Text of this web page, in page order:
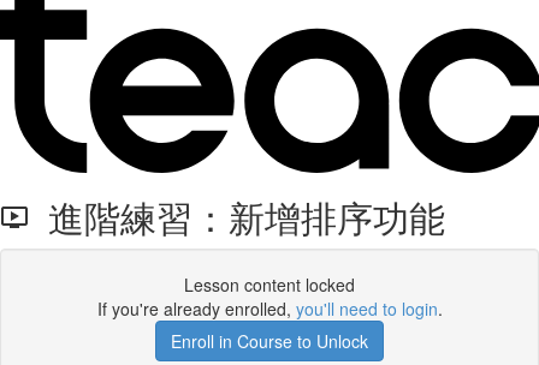
進階練習：新增排序功能
Lesson content locked
If you're already enrolled, you'll need to login.
Enroll in Course to Unlock